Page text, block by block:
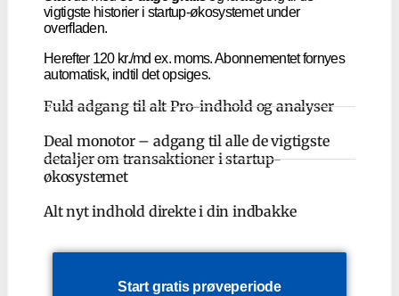
vigtigste historier i startup-økosystemet under
overfladen.
Herefter 120 kr./md ex. moms. Abonnementet fornyes
automatisk, indtil det opsiges.
Fuld adgang til alt Pro-indhold og analyser
Deal monotor – adgang til alle de vigtigste
detaljer om transaktioner i startup-
økosystemet
Alt nyt indhold direkte i din indbakke
Start gratis prøveperiode